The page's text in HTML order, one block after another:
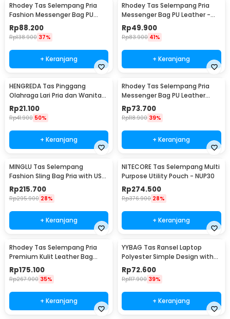
Rhodey Tas Selempang Pria
Fashion Messenger Bag PU
Leather - 18067
Rp88.200
Rp138.900 37%
+ Keranjang
Rhodey Tas Selempang Pria
Messenger Bag PU Leather -
18062
Rp49.900
Rp83.900 41%
+ Keranjang
HENGREDA Tas Pinggang
Olahraga Lari Pria dan Wanita
Running Waist Bag - TM572
Rp21.100
Rp41.900 50%
+ Keranjang
Rhodey Tas Selempang Pria
Messenger Bag PU Leather
dengan Dompet - 9066
Rp73.700
Rp118.900 39%
+ Keranjang
MINGLU Tas Selempang
Fashion Sling Bag Pria with USB
Charger Slot - ML1454
Rp215.700
Rp295.900 28%
+ Keranjang
NITECORE Tas Selempang Multi
Purpose Utility Pouch - NUP30
Rp274.500
Rp376.900 28%
+ Keranjang
Rhodey Tas Selempang Pria
Premium Kulit Leather Bag
Briefcase - HA-062
Rp175.100
Rp267.900 35%
+ Keranjang
YYBAG Tas Ransel Laptop
Polyester Simple Design with
USB Charging Port - KC15
Rp72.600
Rp117.900 39%
+ Keranjang